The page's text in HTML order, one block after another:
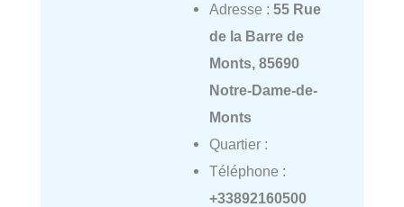
Adresse : 55 Rue
de la Barre de
Monts, 85690
Notre-Dame-de-
Monts
Quartier :
Téléphone :
+33892160500